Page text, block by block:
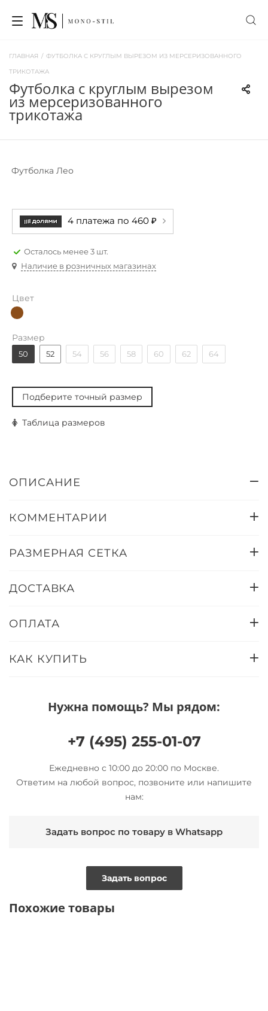
ГЛАВНАЯ / ФУТБОЛКА С КРУГЛЫМ ВЫРЕЗОМ ИЗ МЕРСЕРИЗОВАННОГО
ТРИКОТАЖА
футболка с круглым вырезом
из мерсеризованного
трикотажа
Футболка Лео
4 платежа по 460 ₽
Осталось менее 3 шт.
Наличие в розничных магазинах
Цвет
Размер
50 52 54 56 58 60 62 64
Подберите точный размер
Таблица размеров
ОПИСАНИЕ
КОММЕНТАРИИ
РАЗМЕРНАЯ СЕТКА
ДОСТАВКА
ОПЛАТА
КАК КУПИТЬ
Нужна помощь? Мы рядом:
+7 (495) 255-01-07
Ежедневно с 10:00 до 20:00 по Москве.
Ответим на любой вопрос, позвоните или напишите
нам:
Задать вопрос по товару в Whatsapp
Задать вопрос
Похожие товары